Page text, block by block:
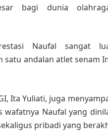
bagi dunia
Naufal sangat
satu andalan atlet senam
Ita Yuliati, juga
wafatnya Naufal yang
pribadi yang